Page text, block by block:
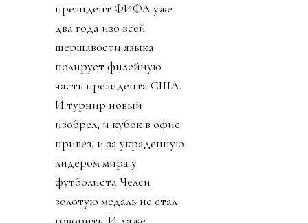
президент ФИФА уже
два года изо всей
шершавости языка
полирует филейную
часть президента США.
И турнир новый
изобрел, и кубок в офис
привез, и за украденную
лидером мира у
футболиста Челси
золотую медаль не стал